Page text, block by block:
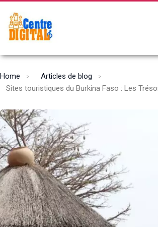
Home
Articles de blog
Sites touristiques du Burkina Faso : Les